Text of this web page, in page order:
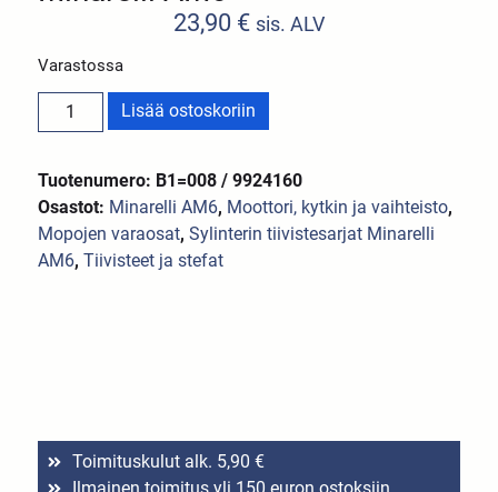
23,90 € sis. ALV
Varastossa
Lisää ostoskoriin
Tuotenumero: B1=008 / 9924160
Osastot: Minarelli AM6, Moottori, kytkin ja vaihteisto,
Mopojen varaosat,Sylinterin tiivistesarjat Minarelli
AM6,Tiivisteet ja stefat
Toimituskulut alk. 5,90 €